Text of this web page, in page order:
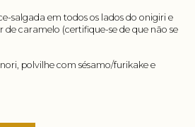
salgada em todos os lados do onigiri e
caramelo (certifique-se de que não se
polvilhe com sésamo/furikake e